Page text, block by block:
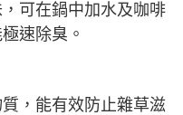
可在鍋中加水及咖啡
速除臭。
，能有效防止雜草滋